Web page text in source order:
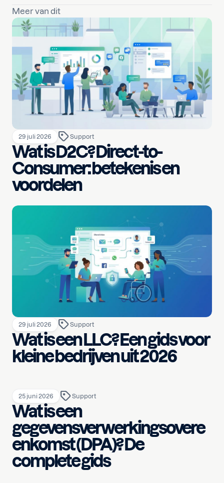
Meer van dit
29 juli 2026 Support
Wat is D2C? Direct-to-
Consumer: betekenis en
voordelen
29 juli 2026 Support
Wat is een LLC? Een gids voor
kleine bedrijven uit 2026
25 juni 2026 Support
Wat is een
gegevensverwerkingsovere
enkomst (DPA)? De
complete gids